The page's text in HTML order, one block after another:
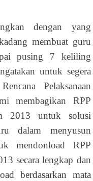
dengan yang
membuat guru
pusing 7 keliling
untuk segera
Pelaksanaan
membagikan RPP
2013 untuk solusi
dalam menyusun
mendonload RPP
secara lengkap dan
berdasarkan mata